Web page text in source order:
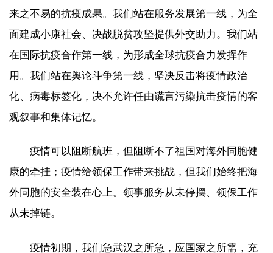
来之不易的抗疫成果。我们站在服务发展第一线，为全
面建成小康社会、决战脱贫攻坚提供外交助力。我们站
在国际抗疫合作第一线，为形成全球抗疫合力发挥作
用。我们站在舆论斗争第一线，坚决反击将疫情政治
化、病毒标签化，决不允许任由谎言污染抗击疫情的客
观叙事和集体记忆。
疫情可以阻断航班，但阻断不了祖国对海外同胞健
康的牵挂；疫情给领保工作带来挑战，但我们始终把海
外同胞的安全装在心上。领事服务从未停摆、领保工作
从未掉链。
疫情初期，我们急武汉之所急，应国家之所需，充